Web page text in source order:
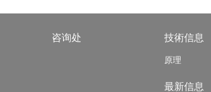
咨询处 技術信息
原理
最新信息